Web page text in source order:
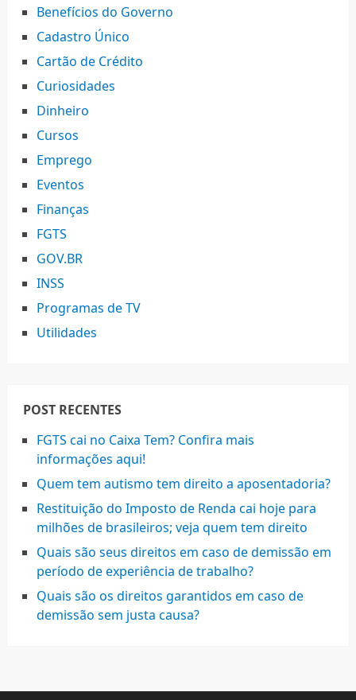
Benefícios do Governo
Cadastro Único
Cartão de Crédito
Curiosidades
Dinheiro
Cursos
Emprego
Eventos
Finanças
FGTS
GOV.BR
INSS
Programas de TV
Utilidades
POST RECENTES
FGTS cai no Caixa Tem? Confira mais
informações aqui!
Quem tem autismo tem direito a aposentadoria?
Restituição do Imposto de Renda cai hoje para
milhões de brasileiros; veja quem tem direito
Quais são seus direitos em caso de demissão em
período de experiência de trabalho?
Quais são os direitos garantidos em caso de
demissão sem justa causa?